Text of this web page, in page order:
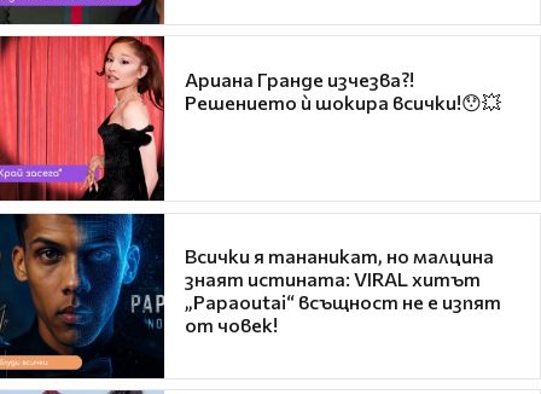
Ариана Гранде изчезва?!
Решението ѝ шокира всички!😯💥
Всички я тананикат, но малцина
знаят истината: VIRAL хитът
„Papaoutai“ всъщност не е изпят
от човек!